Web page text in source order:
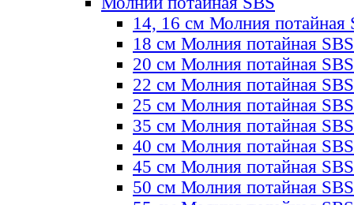
14, 16 см Молния потайная
18 см Молния потайная SBS
20 см Молния потайная SBS
22 см Молния потайная SBS
25 см Молния потайная SBS
35 см Молния потайная SBS
40 см Молния потайная SBS
45 см Молния потайная SBS
50 см Молния потайная SBS